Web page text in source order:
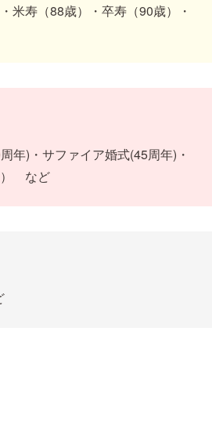
米寿（88歳）・卒寿（90歳）・
年)・サファイア婚式(45周年)・
） など